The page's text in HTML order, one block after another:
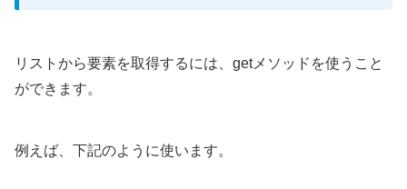
リストから要素を取得するには、getメソッドを使うこと
ができます。
例えば、下記のように使います。